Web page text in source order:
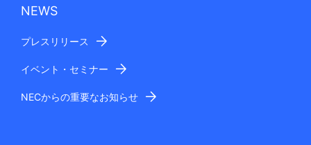
NEWS
プレスリリース
イベント・セミナー
NECからの重要なお知らせ